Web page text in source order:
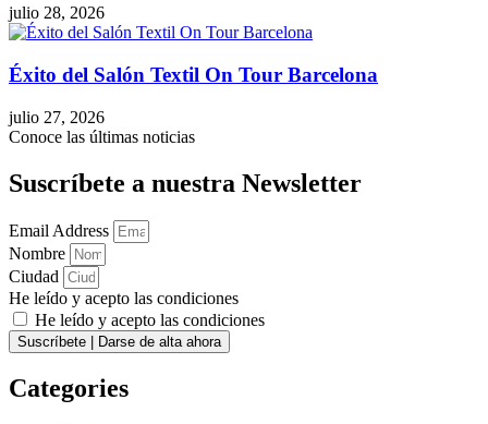
julio 28, 2026
Éxito del Salón Textil On Tour Barcelona
julio 27, 2026
Conoce las últimas noticias
Suscríbete a nuestra Newsletter
Email Address
Nombre
Ciudad
He leído y acepto las condiciones
He leído y acepto las condiciones
Suscríbete | Darse de alta ahora
Categories